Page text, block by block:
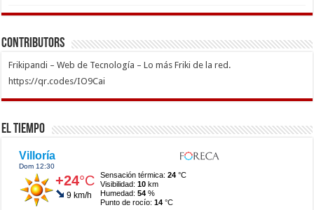
Contributors
Frikipandi – Web de Tecnología – Lo más Friki de la red.
https://qr.codes/IO9Cai
El Tiempo